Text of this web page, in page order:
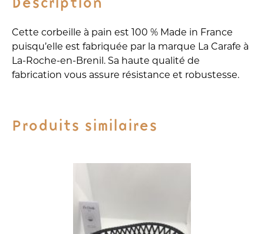
Cette corbeille à pain est 100 % Made in France
puisqu’elle est fabriquée par la marque La Carafe à
La-Roche-en-Brenil. Sa haute qualité de
fabrication vous assure résistance et robustesse.
Produits similaires